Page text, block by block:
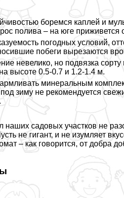
боремся каплей и
полива – на юге приживется
погодных условий,
побеги вырезаются
невелико, но подвязка
высоте 0.5-0.7 и 1.2-1.4 м.
минеральным
под зиму не рекомендуется
садовых участков не
не гигант, и не изумляет
– как говорится, от добра